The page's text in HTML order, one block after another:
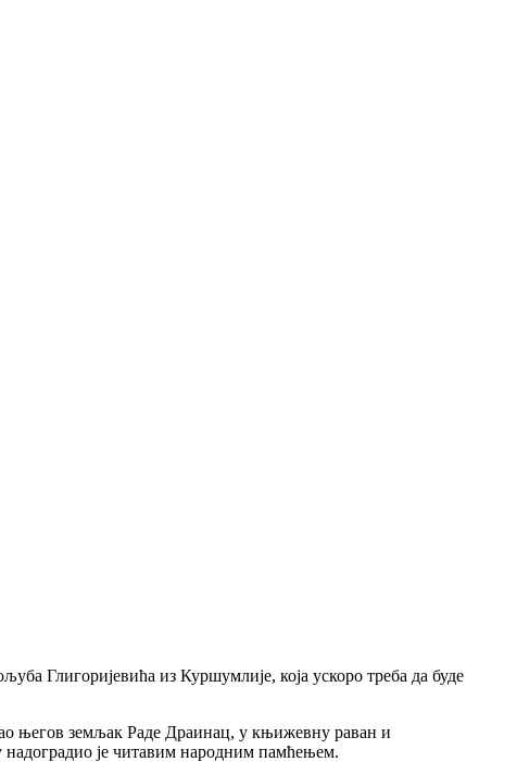
Глигоријевића из Куршумлије, која ускоро треба да буде
његов земљак Раде Драинац, у књижевну раван и
надоградио је читавим народним памћењем.